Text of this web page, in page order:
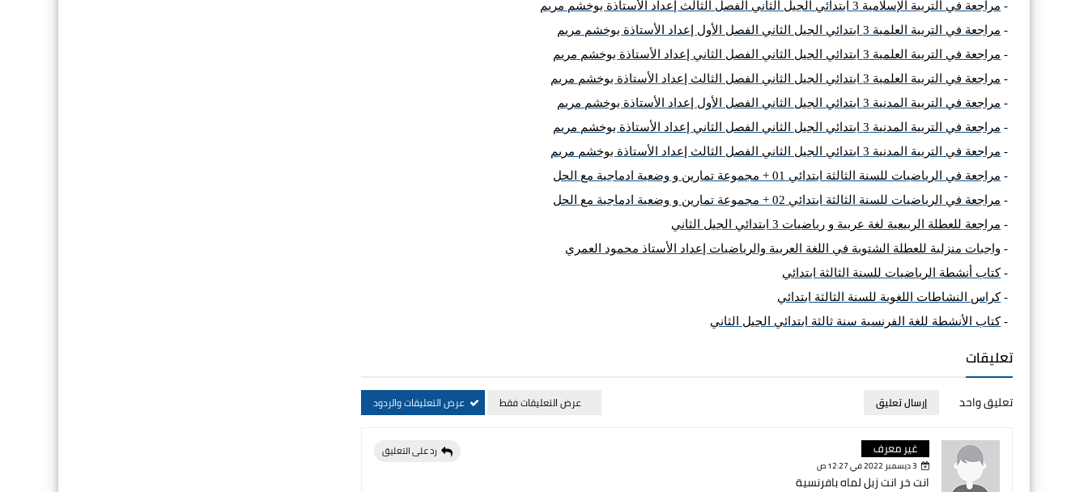
- مراجعة في التربية الإسلامية 3 ابتدائي الجيل الثاني الفصل الثالث إعداد الأستاذة بوخشم مريم
- مراجعة في التربية العلمية 3 ابتدائي الجيل الثاني الفصل الأول إعداد الأستاذة بوخشم مريم
- مراجعة في التربية العلمية 3 ابتدائي الجيل الثاني الفصل الثاني إعداد الأستاذة بوخشم مريم
- مراجعة في التربية العلمية 3 ابتدائي الجيل الثاني الفصل الثالث إعداد الأستاذة بوخشم مريم
- مراجعة في التربية المدنية 3 ابتدائي الجيل الثاني الفصل الأول إعداد الأستاذة بوخشم مريم
- مراجعة في التربية المدنية 3 ابتدائي الجيل الثاني الفصل الثاني إعداد الأستاذة بوخشم مريم
- مراجعة في التربية المدنية 3 ابتدائي الجيل الثاني الفصل الثالث إعداد الأستاذة بوخشم مريم
- مراجعة في الرياضيات للسنة الثالثة ابتدائي 01 + مجموعة تمارين و وضعية ادماجية مع الحل
- مراجعة في الرياضيات للسنة الثالثة ابتدائي 02 + مجموعة تمارين و وضعية ادماجية مع الحل
- مراجعة للعطلة الربيعية لغة عربية و رياضيات 3 ابتدائي الجيل الثاني
- واجبات منزلية للعطلة الشتوية في اللغة العربية والرياضيات إعداد الأستاذ محمود العمري
-كتاب أنشطة الرياضيات للسنة الثالثة ابتدائي
-كراس النشاطات اللغوية للسنة الثالثة ابتدائي
-كتاب الأنشطة للغة الفرنسية سنة ثالثة ابتدائي الجيل الثاني
تعليقات
تعليق واحد إرسال تعليق عرض التعليقات فقط عرض التعليقات والردود
غير معرف
3 ديسمبر 2022 في 12:27 ص
انت خر انت زبل لماه بافرنسية
رد على التعليق